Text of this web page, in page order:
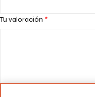
Tu valoración *